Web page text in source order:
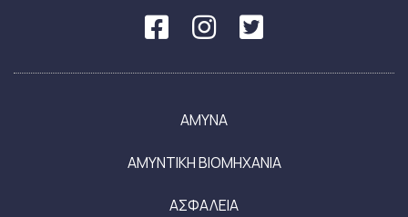
ΑΜΥΝΑ
ΑΜΥΝΤΙΚΗ ΒΙΟΜΗΧΑΝΙΑ
ΑΣΦΑΛΕΙΑ